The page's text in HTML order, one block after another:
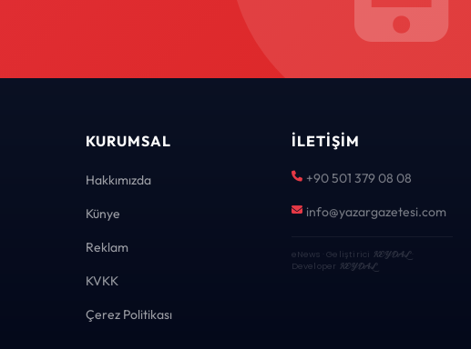
KURUMSAL
Hakkımızda
Künye
Reklam
KVKK
Çerez Politikası
İLETIŞIM
+90 501 379 08 08
info@yazargazetesi.com
eNews · Geliştirici KEYDAL·
Developer KEYDAL